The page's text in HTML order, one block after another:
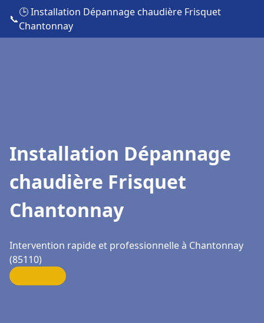
📞
🕒 Installation Dépannage chaudière Frisquet
Chantonnay
Installation Dépannage
chaudière Frisquet
Chantonnay
Intervention rapide et professionnelle à Chantonnay
(85110)